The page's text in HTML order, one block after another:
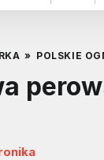
» POLSKIE